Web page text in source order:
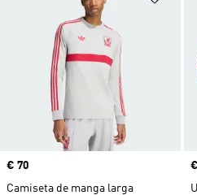
Precio
€ 70
Camiseta de manga larga